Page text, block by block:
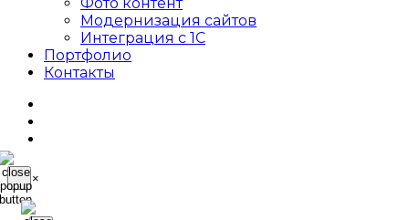
Модернизация сайтов
Интеграция с 1С
Портфолио
Контакты
×